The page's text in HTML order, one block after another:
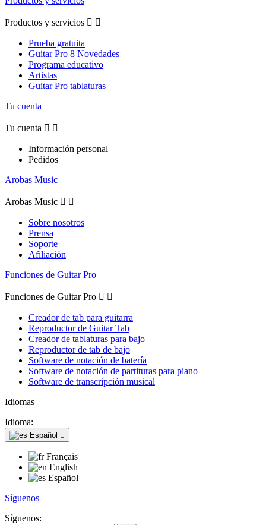
Productos y servicios  
Prueba gratuita
Guitar Pro 8 Novedades
Programa educativo
Artistas
Guitar Pro tablaturas
Tu cuenta
Tu cuenta  
Información personal
Pedidos
Arobas Music
Arobas Music  
Sobre nosotros
Prensa
Soporte
Afiliación
Funciones de Guitar Pro
Funciones de Guitar Pro  
Creador de tab para guitarra
Reproductor de Guitar Tab
Creador de tablaturas para bajo
Reproductor de tab de bajo
Software de notación de batería
Software de notación de partituras para piano
Software de transcripción musical
Idiomas
Idioma:
Español 
Français
English
Español
Síguenos
Síguenos: